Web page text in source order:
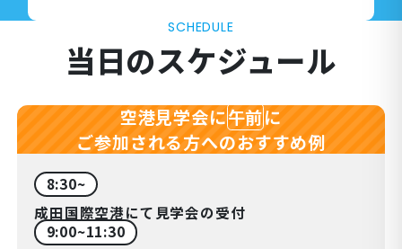
SCHEDULE
当日のスケジュール
空港見学会に午前に
ご参加される方へのおすすめ例
8:30~
成田国際空港にて見学会の受付
9:00~11:30